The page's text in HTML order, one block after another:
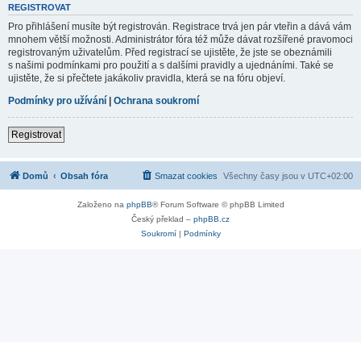
REGISTROVAT
Pro přihlášení musíte být registrován. Registrace trvá jen pár vteřin a dává vám
mnohem větší možnosti. Administrátor fóra též může dávat rozšířené pravomoci
registrovaným uživatelům. Před registrací se ujistěte, že jste se obeznámili
s našimi podmínkami pro použití a s dalšími pravidly a ujednáními. Také se
ujistěte, že si přečtete jakákoliv pravidla, která se na fóru objeví.
Podmínky pro užívání | Ochrana soukromí
Registrovat
Domů Obsah fóra Všechny časy jsou v UTC+02:00
Smazat cookies
Založeno na phpBB® Forum Software © phpBB Limited
Český překlad – phpBB.cz
Soukromí| Podmínky